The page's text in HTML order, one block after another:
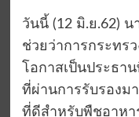
วันนี้ (12 มิ.ย.62)
ช่วยว่าการกระทร
โอกาสเป็นประธา
ที่ผ่านการรับรองม
ที่ดีสำหรับพืชอาหา